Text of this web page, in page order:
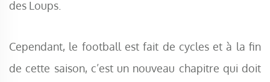
des Loups.
Cependant, le football est fait de cycles et à la fin
de cette saison, c’est un nouveau chapitre qui doit